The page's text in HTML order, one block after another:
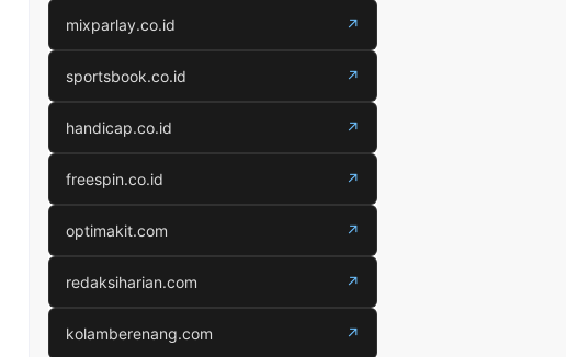
mixparlay.co.id ↗
sportsbook.co.id ↗
handicap.co.id ↗
freespin.co.id ↗
optimakit.com ↗
redaksiharian.com ↗
kolamberenang.com ↗